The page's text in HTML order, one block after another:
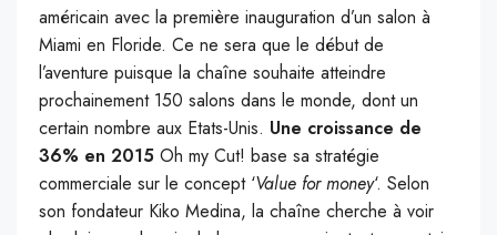
américain avec la première inauguration d’un salon à
Miami en Floride. Ce ne sera que le début de
l’aventure puisque la chaîne souhaite atteindre
prochainement 150 salons dans le monde, dont un
certain nombre aux Etats-Unis. Une croissance de
36% en 2015 Oh my Cut! base sa stratégie
commerciale sur le concept ‘Value for money‘. Selon
son fondateur Kiko Medina, la chaîne cherche à voir